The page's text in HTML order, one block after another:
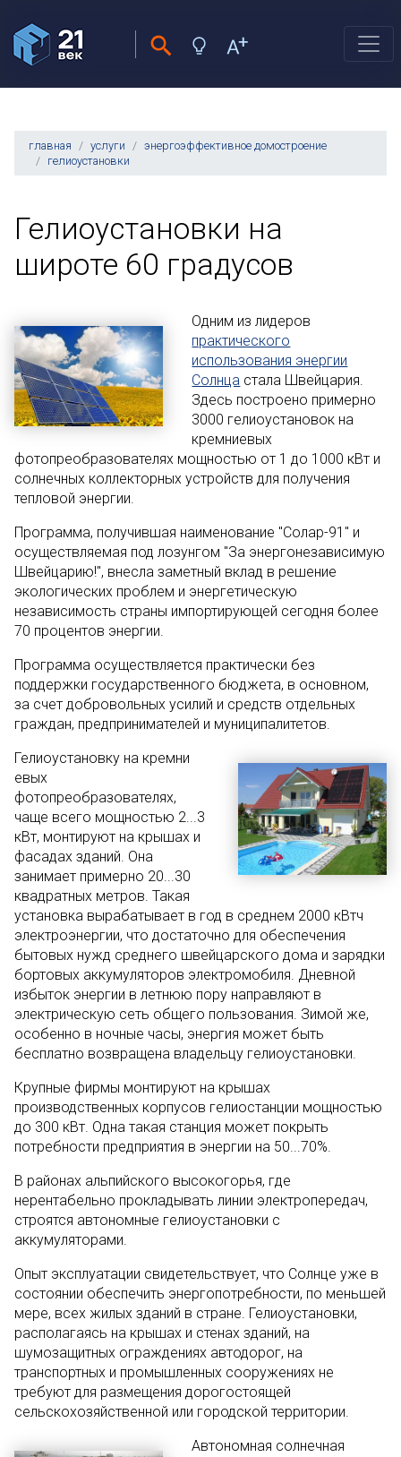
главная услуги
энергоэффективное домостроение
гелиоустановки
Гелиоустановки на
широте 60 градусов
Одним из лидеров
практического
использования энергии
Солнца стала Швейцария.
Здесь построено примерно
3000 гелиоустановок на
кремниевых
фотопреобразователях мощностью от 1 до 1000 кВт и
солнечных коллекторных устройств для получения
тепловой энергии.
Программа, получившая наименование "Солар-91" и
осуществляемая под лозунгом "За энергонезависимую
Швейцарию!", внесла заметный вклад в решение
экологических проблем и энергетическую
независимость страны импортирующей сегодня более
70 процентов энергии.
Программа осуществляется практически без
поддержки государственного бюджета, в основном,
за счет добровольных усилий и средств отдельных
граждан, предпринимателей и муниципалитетов.
Гелиоустановку на кремни
евых
фотопреобразователях,
чаще всего мощностью 2...3
кВт, монтируют на крышах и
фасадах зданий. Она
занимает примерно 20...30
квадратных метров. Такая
установка вырабатывает в год в среднем 2000 кВтч
электроэнергии, что достаточно для обеспечения
бытовых нужд среднего швейцарского дома и зарядки
бортовых аккумуляторов электромобиля. Дневной
избыток энергии в летнюю пору направляют в
электрическую сеть общего пользования. Зимой же,
особенно в ночные часы, энергия может быть
бесплатно возвращена владельцу гелиоустановки.
Крупные фирмы монтируют на крышах
производственных корпусов гелиостанции мощностью
до 300 кВт. Одна такая станция может покрыть
потребности предприятия в энергии на 50...70%.
В районах альпийского высокогорья, где
нерентабельно прокладывать линии электропередач,
строятся автономные гелиоустановки с
аккумуляторами.
Опыт эксплуатации свидетельствует, что Солнце уже в
состоянии обеспечить энергопотребности, по меньшей
мере, всех жилых зданий в стране. Гелиоустановки,
располагаясь на крышах и стенах зданий, на
шумозащитных ограждениях автодорог, на
транспортных и промышленных сооружениях не
требуют для размещения дорогостоящей
сельскохозяйственной или городской территории.
Автономная солнечная